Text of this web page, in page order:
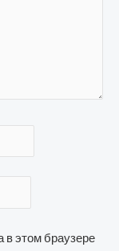
в этом браузере